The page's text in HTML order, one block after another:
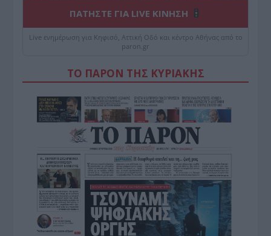
ΠΑΤΗΣΤΕ ΓΙΑ LIVE ΚΙΝΗΣΗ
Live ενημέρωση για Κηφισό, Αττική Οδό και κέντρο Αθήνας από το
paron.gr
ΤΟ ΠΑΡΟΝ ΤΗΣ ΚΥΡΙΑΚΗΣ